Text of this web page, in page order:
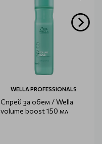
WELLA PROFESSIONALS
Спрей за обем / Wella
volume boost 150 мл